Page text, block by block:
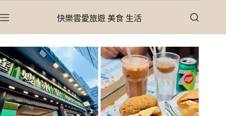
至
內
容
快樂雲愛旅遊 美食 生活